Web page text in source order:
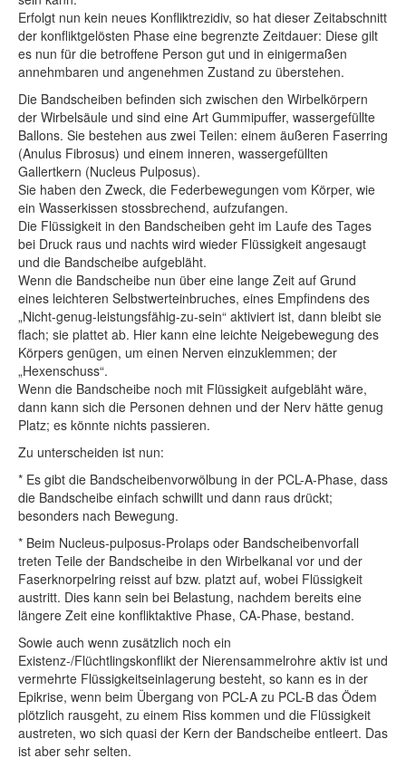
Erfolgt nun kein neues Konfliktrezidiv, so hat dieser Zeitabschnitt
der konfliktgelösten Phase eine begrenzte Zeitdauer: Diese gilt
es nun für die betroffene Person gut und in einigermaßen
annehmbaren und angenehmen Zustand zu überstehen.
Die Bandscheiben befinden sich zwischen den Wirbelkörpern
der Wirbelsäule und sind eine Art Gummipuffer, wassergefüllte
Ballons. Sie bestehen aus zwei Teilen: einem äußeren Faserring
(Anulus Fibrosus) und einem inneren, wassergefüllten
Gallertkern (Nucleus Pulposus).
Sie haben den Zweck, die Federbewegungen vom Körper, wie
ein Wasserkissen stossbrechend, aufzufangen.
Die Flüssigkeit in den Bandscheiben geht im Laufe des Tages
bei Druck raus und nachts wird wieder Flüssigkeit angesaugt
und die Bandscheibe aufgebläht.
Wenn die Bandscheibe nun über eine lange Zeit auf Grund
eines leichteren Selbstwerteinbruches, eines Empfindens des
„Nicht-genug-leistungsfähig-zu-sein“ aktiviert ist, dann bleibt sie
flach; sie plattet ab. Hier kann eine leichte Neigebewegung des
Körpers genügen, um einen Nerven einzuklemmen; der
„Hexenschuss“.
Wenn die Bandscheibe noch mit Flüssigkeit aufgebläht wäre,
dann kann sich die Personen dehnen und der Nerv hätte genug
Platz; es könnte nichts passieren.
Zu unterscheiden ist nun:
* Es gibt die Bandscheibenvorwölbung in der PCL-A-Phase, dass
die Bandscheibe einfach schwillt und dann raus drückt;
besonders nach Bewegung.
* Beim Nucleus-pulposus-Prolaps oder Bandscheibenvorfall
treten Teile der Bandscheibe in den Wirbelkanal vor und der
Faserknorpelring reisst auf bzw. platzt auf, wobei Flüssigkeit
austritt. Dies kann sein bei Belastung, nachdem bereits eine
längere Zeit eine konfliktaktive Phase, CA-Phase, bestand.
Sowie auch wenn zusätzlich noch ein
Existenz-/Flüchtlingskonflikt der Nierensammelrohre aktiv ist und
vermehrte Flüssigkeitseinlagerung besteht, so kann es in der
Epikrise, wenn beim Übergang von PCL-A zu PCL-B das Ödem
plötzlich rausgeht, zu einem Riss kommen und die Flüssigkeit
austreten, wo sich quasi der Kern der Bandscheibe entleert. Das
ist aber sehr selten.